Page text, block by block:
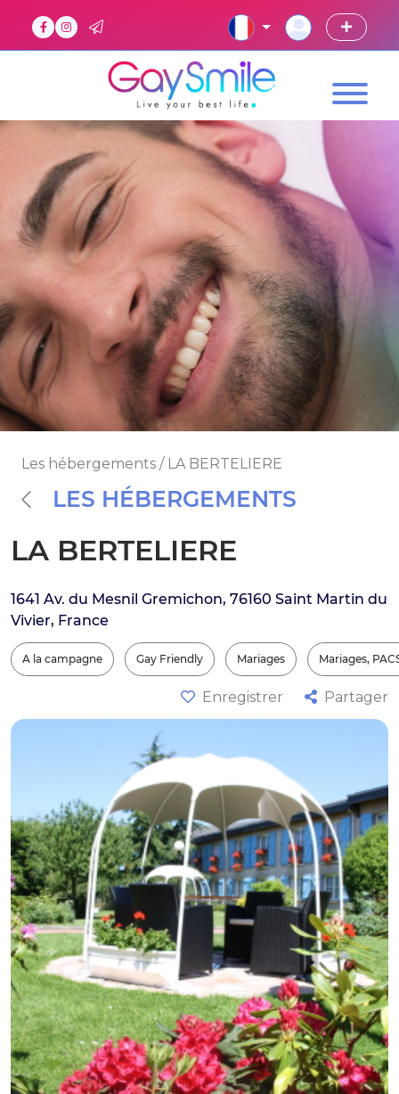
Les hébergements / LA BERTELIERE
LES HÉBERGEMENTS
LA BERTELIERE
1641 Av. du Mesnil Gremichon, 76160 Saint Martin du
Vivier, France
A la campagne Gay Friendly Mariages Mariages,
Enregistrer Partager